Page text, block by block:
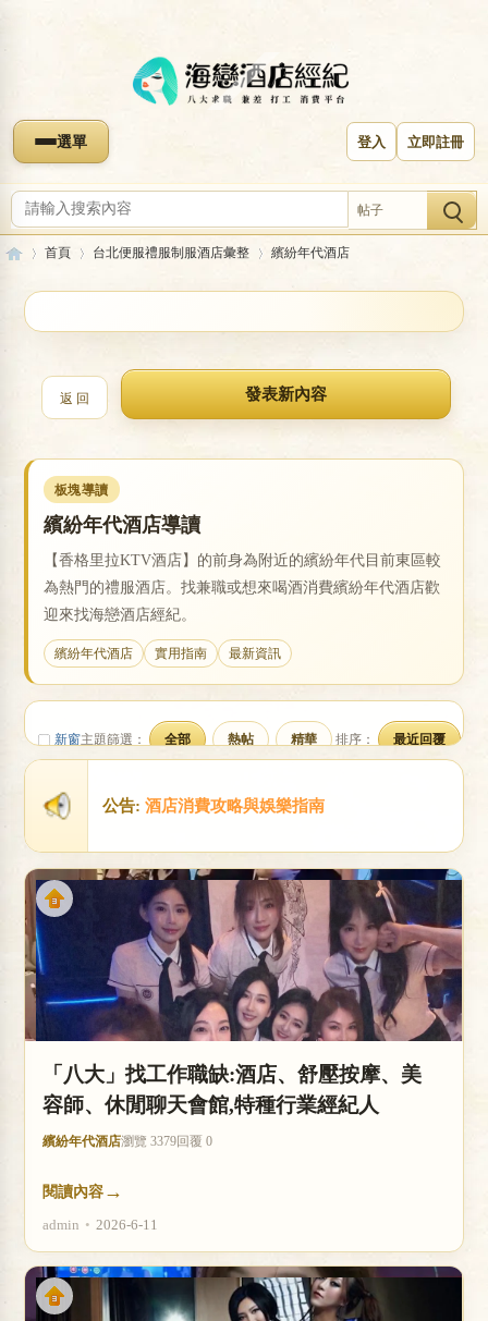
選單 登入 立即註冊
帖子
首頁 台北便服禮服制服酒店彙整 繽紛年代酒店
繽紛年代酒店
返 回
板塊導讀
繽紛年代酒店導讀
【香格里拉KTV酒店】的前身為附近的繽紛年代目前東區較
為熱門的禮服酒店。找兼職或想來喝酒消費繽紛年代酒店歡
迎來找海戀酒店經紀。
繽紛年代酒店 實用指南 最新資訊
新窗主題篩選： 全部 熱帖 精華 排序： 最近回覆
公告: 酒店消費攻略與娛樂指南
「八大」找工作職缺:酒店、舒壓按摩、美
容師、休閒聊天會館,特種行業經紀人
繽紛年代酒店瀏覽 3379回覆 0
閱讀內容 →
admin • 2026-6-11